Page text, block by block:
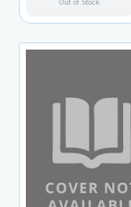
Out of Stock